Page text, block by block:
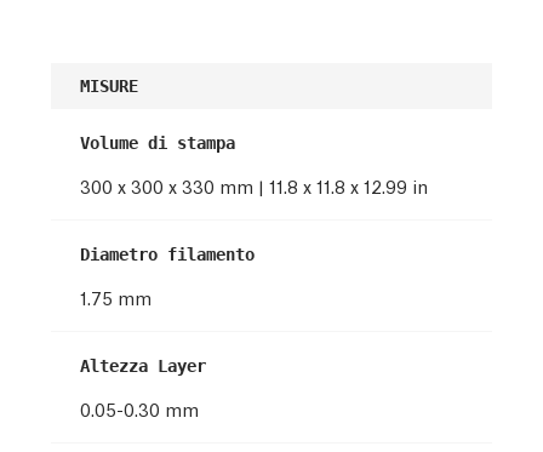
MISURE
Volume di stampa
300 x 300 x 330 mm | 11.8 x 11.8 x 12.99 in
Diametro filamento
1.75 mm
Altezza Layer
0.05-0.30 mm